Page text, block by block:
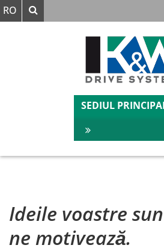
Verstanden
RO Căutare
SEDIUL
Ideile voastre
ne motivează.